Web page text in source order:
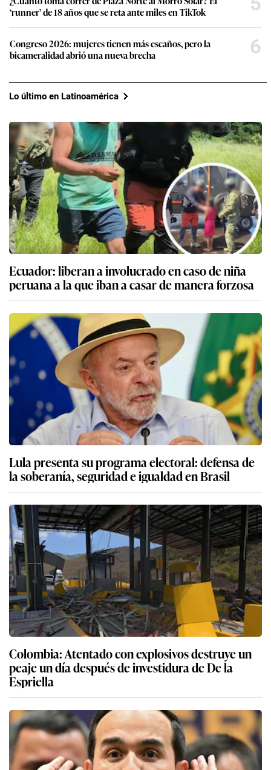
‘runner’ de 18 años que se reta ante miles en TikTok
Congreso 2026: mujeres tienen más escaños, pero la
bicameralidad abrió una nueva brecha
6
Lo último en Latinoamérica
Ecuador: liberan a involucrado en caso de niña
peruana a la que iban a casar de manera forzosa
Lula presenta su programa electoral: defensa de
la soberanía, seguridad e igualdad en Brasil
Colombia: Atentado con explosivos destruye un
peaje un día después de investidura de De la
Espriella